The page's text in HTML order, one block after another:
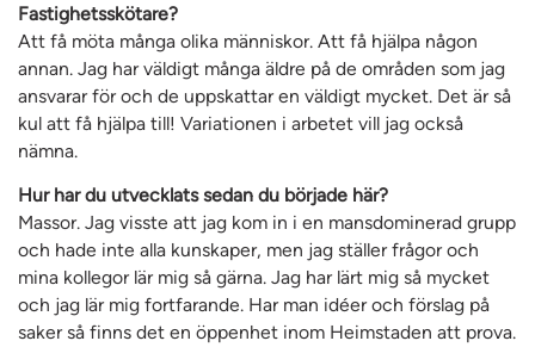
Fastighetsskötare?
Att få möta många olika människor. Att få hjälpa någon
annan. Jag har väldigt många äldre på de områden som jag
ansvarar för och de uppskattar en väldigt mycket. Det är så
kul att få hjälpa till! Variationen i arbetet vill jag också
nämna.
Hur har du utvecklats sedan du började här?
Massor. Jag visste att jag kom in i en mansdominerad grupp
och hade inte alla kunskaper, men jag ställer frågor och
mina kollegor lär mig så gärna. Jag har lärt mig så mycket
och jag lär mig fortfarande. Har man idéer och förslag på
saker så finns det en öppenhet inom Heimstaden att prova.